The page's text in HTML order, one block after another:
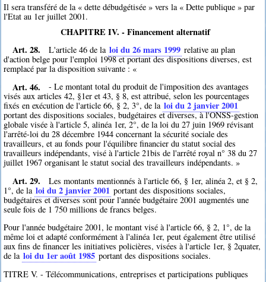
Il sera transféré de la « dette débudgétisée » vers la « Dette publique » par
l'Etat au 1er juillet 2001.
CHAPITRE IV. - Financement alternatif
Art. 28.
L'article 46 de la loi du 26 mars 1999 relative au plan
d'action belge pour l'emploi 1998 et portant des dispositions diverses, est
remplacé par la disposition suivante : «
Art. 46.
- Le montant total du produit de l'imposition des avantages
visés aux articles 42, §1er et 43, § 8, est attribué, selon les pourcentages
fixés en exécution de l'article 66, § 2, 3°, de la loi du 2 janvier 2001
portant des dispositions sociales, budgétaires et diverses, à l'ONSS-gestion
globale visée à l'article 5, alinéa 1er, 2°, de la loi du 27 juin 1969 révisant
l'arrêté-loi du 28 décembre 1944 concernant la sécurité sociale des
travailleurs, et au fonds pour l'équilibre financier du statut social des
travailleurs indépendants, visé à l'article 21bis de l'arrêté royal n° 38 du 27
juillet 1967 organisant le statut social des travailleurs indépendants. »
Art. 29.
Les montants mentionnés à l'article 66, § 1er, alinéa 2, et § 2,
1°, de la loi du 2 janvier 2001 portant des dispositions sociales,
budgétaires et diverses sont pour l'année budgétaire 2001 augmentés une
seule fois de 1 750 millions de francs belges.
Pour l'année budgétaire 2001, le montant visé à l'article 66, § 2, 1°, de la
même loi et adapté conformément à l'alinéa 1er, peut également être utilisé
aux fins de financer les initiatives policières, visées à l'article 1er, § 2quater,
de la loi du 1er août 1985 portant des dispositions sociales.
TITRE V. - Télécommunications, entreprises et participations publiques